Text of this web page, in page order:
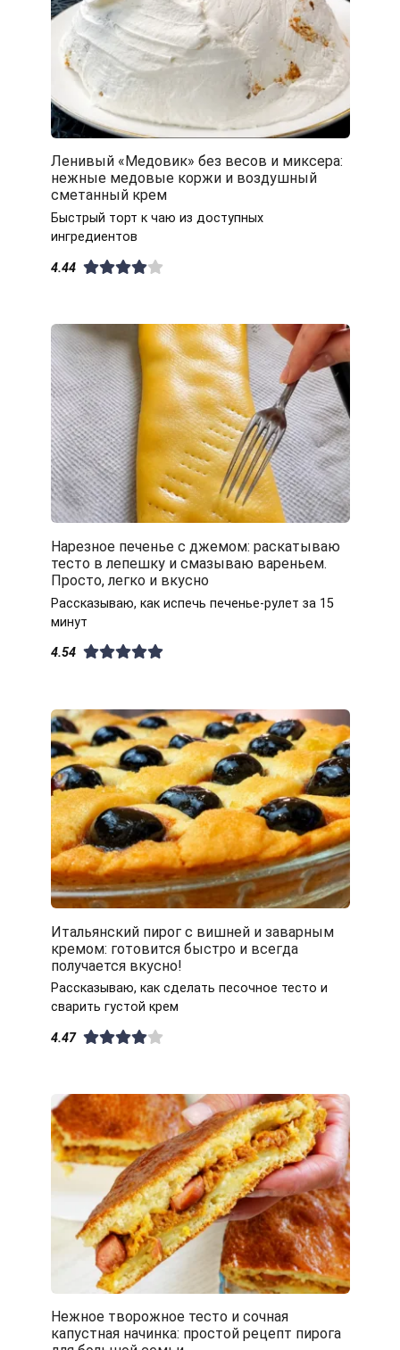
Ленивый «Медовик» без весов и миксера:
нежные медовые коржи и воздушный
сметанный крем
Быстрый торт к чаю из доступных
ингредиентов
4.44
Нарезное печенье с джемом: раскатываю
тесто в лепешку и смазываю вареньем.
Просто, легко и вкусно
Рассказываю, как испечь печенье-рулет за 15
минут
4.54
Итальянский пирог с вишней и заварным
кремом: готовится быстро и всегда
получается вкусно!
Рассказываю, как сделать песочное тесто и
сварить густой крем
4.47
Нежное творожное тесто и сочная
капустная начинка: простой рецепт пирога